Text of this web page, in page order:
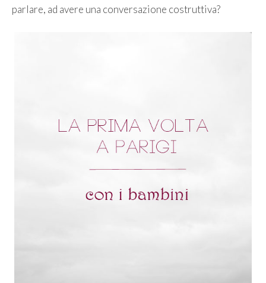
parlare, ad avere una conversazione costruttiva?